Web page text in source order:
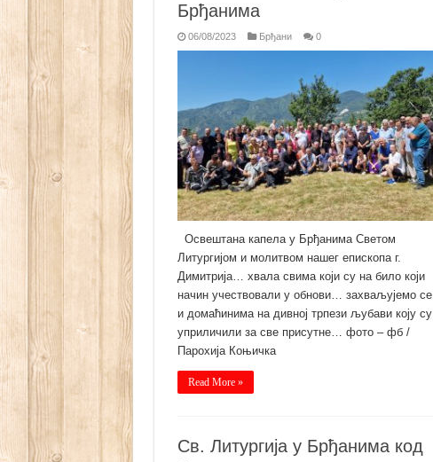
Брђанима
06/08/2023 Брђани 0
Освештана капела у Брђанима Светом
Литургијом и молитвом нашег епископа г.
Димитрија… хвала свима који су на било који
начин учествовали у обнови… захваљујемо се
и домаћинима на дивној трпези љубави коју су
уприличили за све присутне… фото – фб /
Парохија Коњичка
Read More »
Св. Литургија у Брђанима код